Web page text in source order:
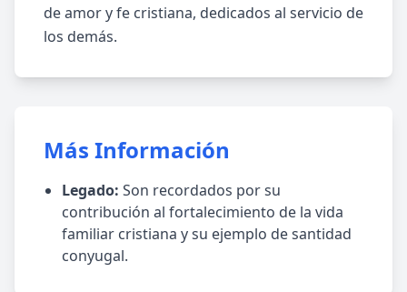
de amor y fe cristiana, dedicados al servicio de
los demás.
Más Información
Legado: Son recordados por su
contribución al fortalecimiento de la vida
familiar cristiana y su ejemplo de santidad
conyugal.